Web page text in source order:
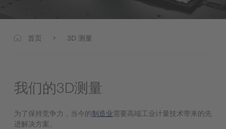
首页 3D 测量
我们的3D测量
为了保持竞争力，当今的制造业需要高端工业计量技术带来的先
进解决方案。